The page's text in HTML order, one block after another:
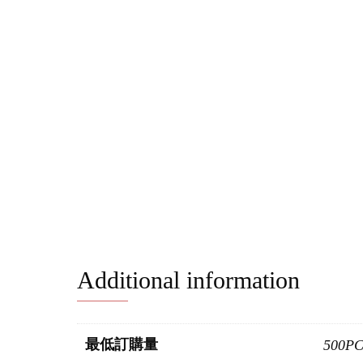
Additional information
最低訂購量